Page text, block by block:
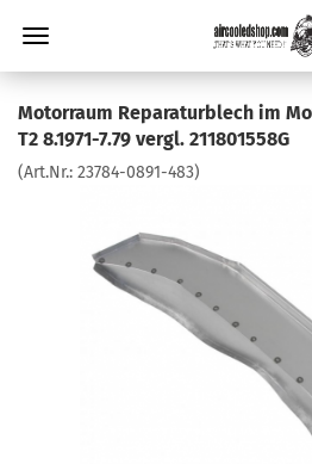
Motorraum Reparaturblech im
T2 8.1971-7.79 vergl. 211801558G
(Art.Nr.: 23784-0891-483)